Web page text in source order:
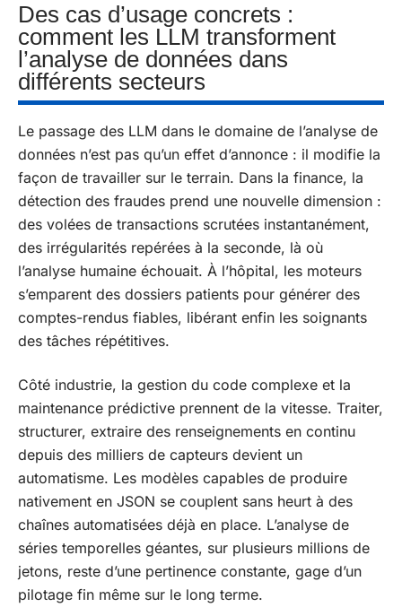
Des cas d’usage concrets :
comment les LLM transforment
l’analyse de données dans
différents secteurs
Le passage des LLM dans le domaine de l’analyse de
données n’est pas qu’un effet d’annonce : il modifie la
façon de travailler sur le terrain. Dans la finance, la
détection des fraudes prend une nouvelle dimension :
des volées de transactions scrutées instantanément,
des irrégularités repérées à la seconde, là où
l’analyse humaine échouait. À l’hôpital, les moteurs
s’emparent des dossiers patients pour générer des
comptes-rendus fiables, libérant enfin les soignants
des tâches répétitives.
Côté industrie, la gestion du code complexe et la
maintenance prédictive prennent de la vitesse. Traiter,
structurer, extraire des renseignements en continu
depuis des milliers de capteurs devient un
automatisme. Les modèles capables de produire
nativement en JSON se couplent sans heurt à des
chaînes automatisées déjà en place. L’analyse de
séries temporelles géantes, sur plusieurs millions de
jetons, reste d’une pertinence constante, gage d’un
pilotage fin même sur le long terme.